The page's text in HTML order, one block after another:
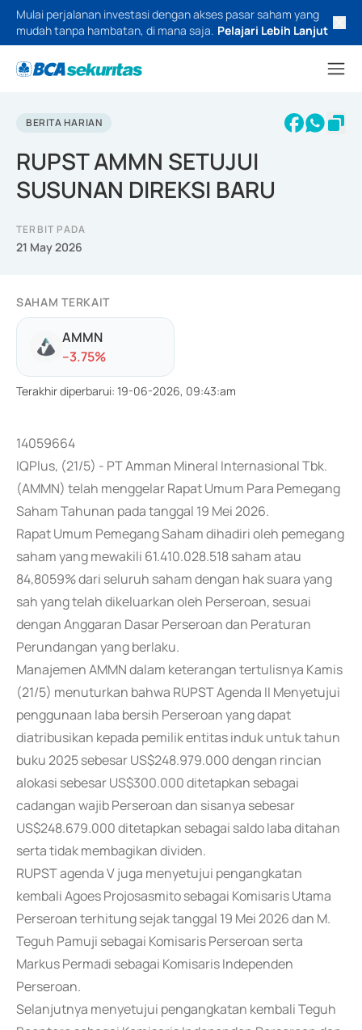
Mulai perjalanan investasi dengan akses pasar saham yang
mudah tanpa hambatan, di mana saja. Pelajari Lebih Lanjut
BERITA HARIAN
RUPST AMMN SETUJUI
SUSUNAN DIREKSI BARU
TERBIT PADA
21 May 2026
SAHAM TERKAIT
AMMN
--3.75%
Terakhir diperbarui: 19-06-2026, 09:43:am
14059664
IQPlus, (21/5) - PT Amman Mineral Internasional Tbk.
(AMMN) telah menggelar Rapat Umum Para Pemegang
Saham Tahunan pada tanggal 19 Mei 2026.
Rapat Umum Pemegang Saham dihadiri oleh pemegang
saham yang mewakili 61.410.028.518 saham atau
84,8059% dari seluruh saham dengan hak suara yang
sah yang telah dikeluarkan oleh Perseroan, sesuai
dengan Anggaran Dasar Perseroan dan Peraturan
Perundangan yang berlaku.
Manajemen AMMN dalam keterangan tertulisnya Kamis
(21/5) menuturkan bahwa RUPST Agenda II Menyetujui
penggunaan laba bersih Perseroan yang dapat
diatribusikan kepada pemilik entitas induk untuk tahun
buku 2025 sebesar US$248.979.000 dengan rincian
alokasi sebesar US$300.000 ditetapkan sebagai
cadangan wajib Perseroan dan sisanya sebesar
US$248.679.000 ditetapkan sebagai saldo laba ditahan
serta tidak membagikan dividen.
RUPST agenda V juga menyetujui pengangkatan
kembali Agoes Projosasmito sebagai Komisaris Utama
Perseroan terhitung sejak tanggal 19 Mei 2026 dan M.
Teguh Pamuji sebagai Komisaris Perseroan serta
Markus Permadi sebagai Komisaris Independen
Perseroan.
Selanjutnya menyetujui pengangkatan kembali Teguh